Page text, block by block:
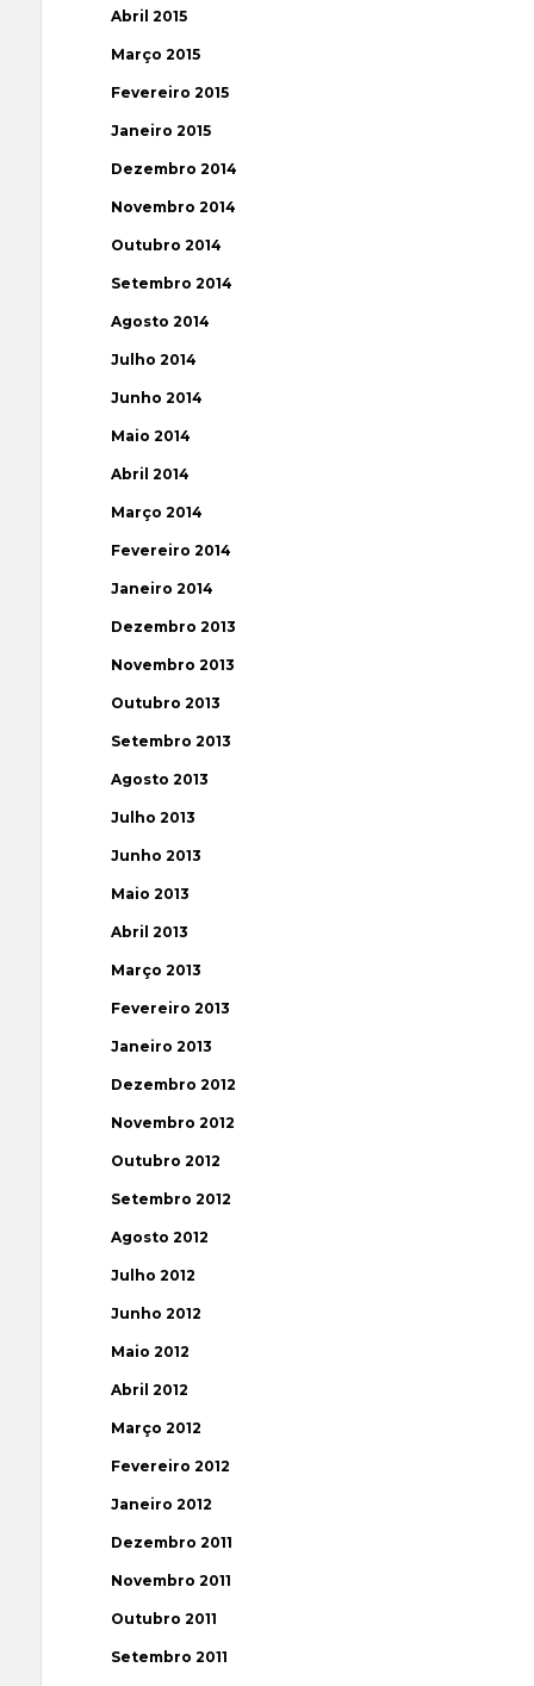
Abril 2015
Março 2015
Fevereiro 2015
Janeiro 2015
Dezembro 2014
Novembro 2014
Outubro 2014
Setembro 2014
Agosto 2014
Julho 2014
Junho 2014
Maio 2014
Abril 2014
Março 2014
Fevereiro 2014
Janeiro 2014
Dezembro 2013
Novembro 2013
Outubro 2013
Setembro 2013
Agosto 2013
Julho 2013
Junho 2013
Maio 2013
Abril 2013
Março 2013
Fevereiro 2013
Janeiro 2013
Dezembro 2012
Novembro 2012
Outubro 2012
Setembro 2012
Agosto 2012
Julho 2012
Junho 2012
Maio 2012
Abril 2012
Março 2012
Fevereiro 2012
Janeiro 2012
Dezembro 2011
Novembro 2011
Outubro 2011
Setembro 2011